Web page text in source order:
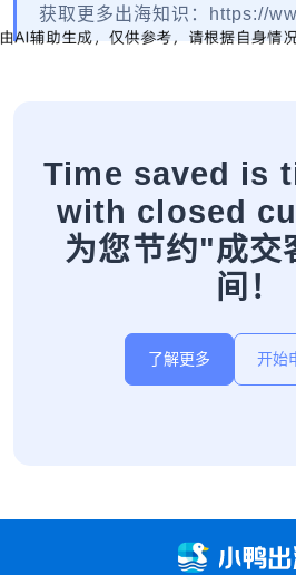
获取更多出海知识：https://
Time saved is
with closed
为您节约"成交
间！
了解更多 开始